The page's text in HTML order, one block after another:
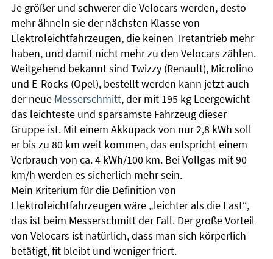
Je größer und schwerer die Velocars werden, desto
mehr ähneln sie der nächsten Klasse von
Elektroleichtfahrzeugen, die keinen Tretantrieb mehr
haben, und damit nicht mehr zu den Velocars zählen.
Weitgehend bekannt sind Twizzy (Renault), Microlino
und E-Rocks (Opel), bestellt werden kann jetzt auch
der neue Messerschmitt, der mit 195 kg Leergewicht
das leichteste und sparsamste Fahrzeug dieser
Gruppe ist. Mit einem Akkupack von nur 2,8 kWh soll
er bis zu 80 km weit kommen, das entspricht einem
Verbrauch von ca. 4 kWh/100 km. Bei Vollgas mit 90
km/h werden es sicherlich mehr sein.
Mein Kriterium für die Definition von
Elektroleichtfahrzeugen wäre „leichter als die Last“,
das ist beim Messerschmitt der Fall. Der große Vorteil
von Velocars ist natürlich, dass man sich körperlich
betätigt, fit bleibt und weniger friert.